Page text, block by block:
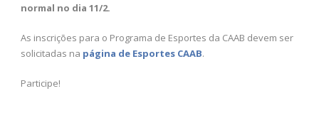
normal no dia 11/2.
As inscrições para o Programa de Esportes da CAAB devem ser
solicitadas na página de Esportes CAAB.
Participe!